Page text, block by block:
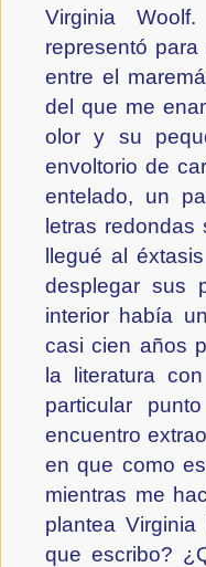
Virginia
representó
entre el
del que me
olor y su
envoltorio de
entelado, un
letras redondas
llegué al
desplegar sus
interior había
casi cien años
la literatura
particular
encuentro
en que como
mientras me
plantea
que escribo?